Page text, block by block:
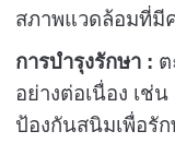
สภาพแวดล้อมที่มี
การบำรุงรักษา : ต
อย่างต่อเนื่อง เช่
ป้องกันสนิมเพื่อรั